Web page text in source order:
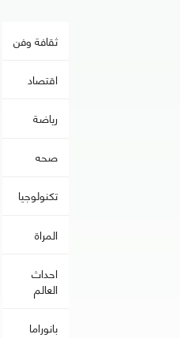
ثقافة وفن
اقتصاد
رياضة
صحه
تكنولوجيا
المراة
احداث
العالم
بانوراما